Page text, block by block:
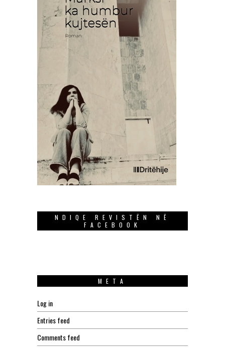
NDIQE REVISTËN NË
FACEBOOK
META
Log in
Entries feed
Comments feed